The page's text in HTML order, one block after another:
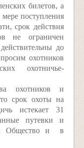
билетов, а
поступления
срок действия
не ограничен
до
охотников
охотничье­
охотников и
срок охоты на
истекает 31
путевки и
в Общество и в